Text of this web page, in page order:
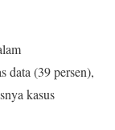
data (39 persen),
kasus